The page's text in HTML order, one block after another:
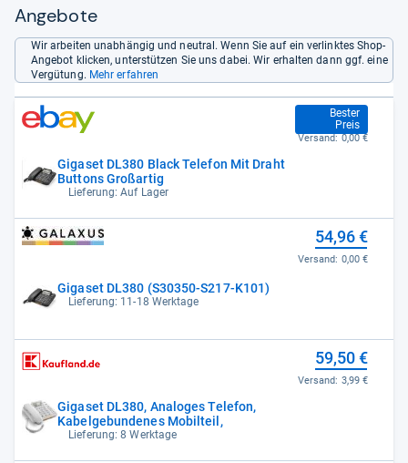
Angebote
Wir arbeiten unabhängig und neutral. Wenn Sie auf ein verlinktes Shop-
Angebot klicken, unterstützen Sie uns dabei. Wir erhalten dann ggf. eine
Vergütung. Mehr erfahren
Gigaset DL380 Black Telefon Mit Draht
Buttons Großartig
Lieferung: Auf Lager
Bester
Preis
54,59 €
Versand: 0,00 €
Gigaset DL380 (S30350-S217-K101)
Lieferung: 11-18 Werktage
54,96 €
Versand: 0,00 €
Gigaset DL380, Analoges Telefon,
Kabelgebundenes Mobilteil,
Lieferung: 8 Werktage
59,50 €
Versand: 3,99 €